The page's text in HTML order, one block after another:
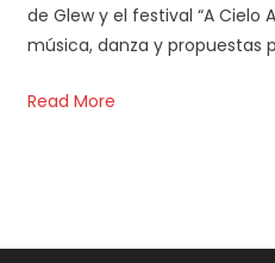
de Glew y el festival “A Cielo
música, danza y propuestas
Read More